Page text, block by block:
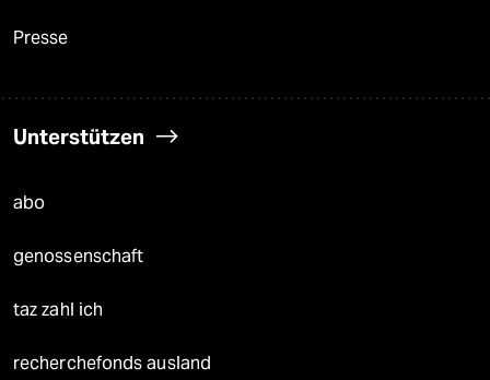
Presse
Unterstützen
abo
genossenschaft
taz zahl ich
recherchefonds ausland